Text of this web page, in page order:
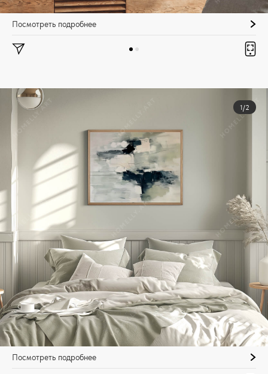
Посмотреть подробнее
1/2
Посмотреть подробнее